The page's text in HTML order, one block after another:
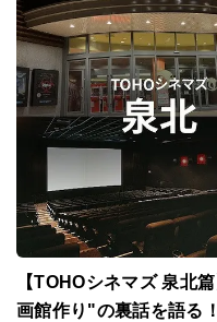
【TOHOシネマズ 泉北
画館作り"の裏話を語る